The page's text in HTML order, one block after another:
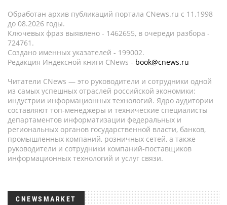
Обработан архив публикаций портала CNews.ru c 11.1998
до 08.2026 годы.
Ключевых фраз выявлено - 1462655, в очереди разбора -
724761.
Создано именных указателей - 199002.
Редакция Индексной книги CNews - book@cnews.ru
Читатели CNews — это руководители и сотрудники одной
из самых успешных отраслей российской экономики:
индустрии информационных технологий. Ядро аудитории
составляют топ-менеджеры и технические специалисты
департаментов информатизации федеральных и
региональных органов государственной власти, банков,
промышленных компаний, розничных сетей, а также
руководители и сотрудники компаний-поставщиков
информационных технологий и услуг связи.
CNEWSMARKET